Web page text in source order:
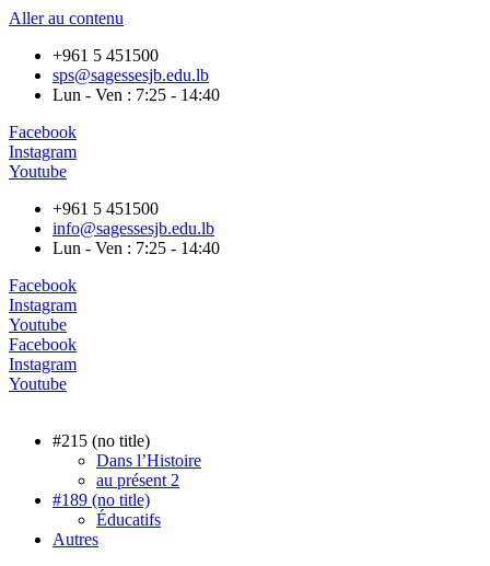
Aller au contenu
+961 5 451500
sps@sagessesjb.edu.lb
Lun - Ven : 7:25 - 14:40
Facebook
Instagram
Youtube
+961 5 451500
info@sagessesjb.edu.lb
Lun - Ven : 7:25 - 14:40
Facebook
Instagram
Youtube
Facebook
Instagram
Youtube
#215 (no title)
Dans l’Histoire
au présent 2
#189 (no title)
Éducatifs
Autres